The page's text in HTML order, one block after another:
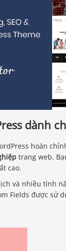
dành
hoàn
trang web.
cao.
và nhiều tính
Fields được sử